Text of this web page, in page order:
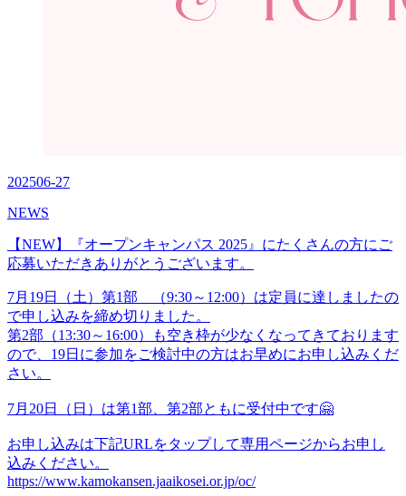
202506-27
NEWS
【NEW】『オープンキャンパス 2025』にたくさんの方にご
応募いただきありがとうございます。
7月19日（土）第1部 （9:30～12:00）は定員に達しましたの
で申し込みを締め切りました。
第2部（13:30～16:00）も空き枠が少なくなってきております
ので、19日に参加をご検討中の方はお早めにお申し込みくだ
さい。
7月20日（日）は第1部、第2部ともに受付中です🤗
お申し込みは下記URLをタップして専用ページからお申し
込みください。
https://www.kamokansen.jaaikosei.or.jp/oc/